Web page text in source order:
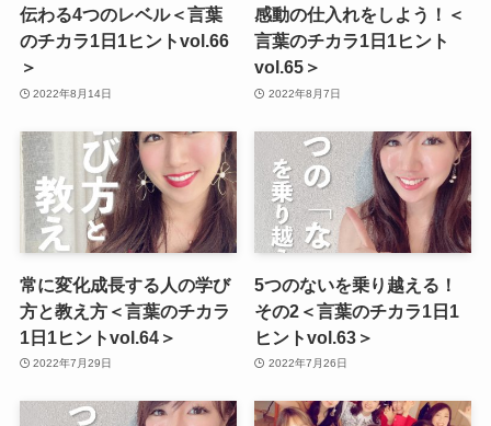
伝わる4つのレベル＜言葉
のチカラ1日1ヒントvol.66
＞
2022年8月14日
感動の仕入れをしよう！＜
言葉のチカラ1日1ヒント
vol.65＞
2022年8月7日
常に変化成長する人の学び
方と教え方＜言葉のチカラ
1日1ヒントvol.64＞
2022年7月29日
5つのないを乗り越える！
その2＜言葉のチカラ1日1
ヒントvol.63＞
2022年7月26日